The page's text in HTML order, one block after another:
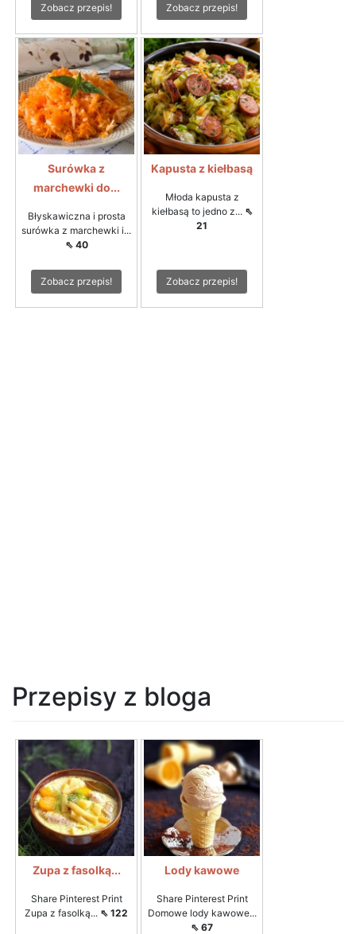
Zobacz przepis! Zobacz przepis!
Surówka z
marchewki do...
Błyskawiczna i prosta
surówka z marchewki i...
⇖ 40
Zobacz przepis!
Kapusta z kiełbasą
Młoda kapusta z
kiełbasą to jedno z... ⇖
21
Zobacz przepis!
Przepisy z bloga
Zupa z fasolką...
Share Pinterest Print
Zupa z fasolką... ⇖ 122
Lody kawowe
Share Pinterest Print
Domowe lody kawowe...
⇖ 67